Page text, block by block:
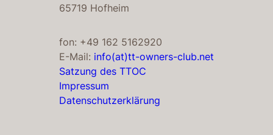
65719 Hofheim
fon: +49 162 5162920
E-Mail: info(at)tt-owners-club.net
Satzung des TTOC
Impressum
Datenschutzerklärung